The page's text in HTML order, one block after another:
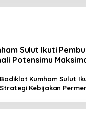
Sulut Ikuti
Potensimu
Badiklat Kumham Sulut
Strategi Kebijakan